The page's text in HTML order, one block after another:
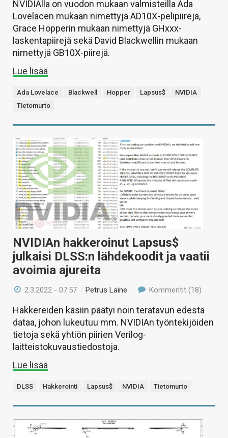
NVIDIAlla on vuodon mukaan valmisteilla Ada
Lovelacen mukaan nimettyjä AD10X-pelipiirejä,
Grace Hopperin mukaan nimettyjä GHxxx-
laskentapiirejä sekä David Blackwellin mukaan
nimettyjä GB10X-piirejä.
Lue lisää
Ada Lovelace Blackwell Hopper Lapsus$
NVIDIA
Tietomurto
NVIDIAn hakkeroinut Lapsus$
julkaisi DLSS:n lähdekoodit ja vaatii
avoimia ajureita
2.3.2022 - 07:57 /Petrus Laine Kommentit (18)
Hakkereiden käsiin päätyi noin teratavun edestä
dataa, johon lukeutuu mm. NVIDIAn työntekijöiden
tietoja sekä yhtiön piirien Verilog-
laitteistokuvaustiedostoja.
Lue lisää
DLSS Hakkerointi Lapsus$ NVIDIA Tietomurto